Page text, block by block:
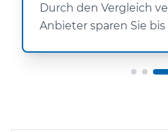
Durch den Vergleich
Anbieter sparen Sie bis